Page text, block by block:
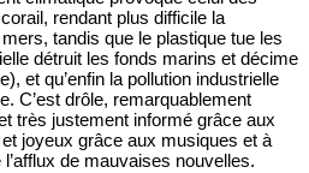
rendant plus difficile la
tandis que le plastique tue les
détruit les fonds marins et décime
et qu’enfin la pollution industrielle
C’est drôle, remarquablement
très justement informé grâce aux
joyeux grâce aux musiques et à
de mauvaises nouvelles.